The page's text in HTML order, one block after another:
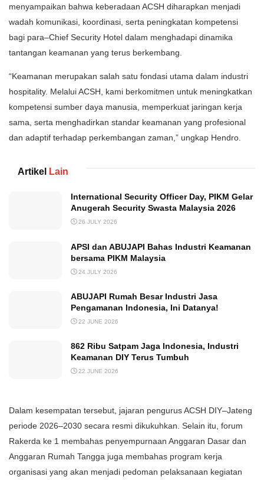
menyampaikan bahwa keberadaan ACSH diharapkan menjadi
wadah komunikasi, koordinasi, serta peningkatan kompetensi
bagi para–Chief Security Hotel dalam menghadapi dinamika
tantangan keamanan yang terus berkembang.
“Keamanan merupakan salah satu fondasi utama dalam industri
hospitality. Melalui ACSH, kami berkomitmen untuk meningkatkan
kompetensi sumber daya manusia, memperkuat jaringan kerja
sama, serta menghadirkan standar keamanan yang profesional
dan adaptif terhadap perkembangan zaman,” ungkap Hendro.
Artikel Lain
International Security Officer Day, PIKM Gelar
Anugerah Security Swasta Malaysia 2026
26 JULY 2026
APSI dan ABUJAPI Bahas Industri Keamanan
bersama PIKM Malaysia
24 JULY 2026
ABUJAPI Rumah Besar Industri Jasa
Pengamanan Indonesia, Ini Datanya!
22 JUNE 2026
862 Ribu Satpam Jaga Indonesia, Industri
Keamanan DIY Terus Tumbuh
22 JUNE 2026
Dalam kesempatan tersebut, jajaran pengurus ACSH DIY–Jateng
periode 2026–2030 secara resmi dikukuhkan. Selain itu, forum
Rakerda ke 1 membahas penyempurnaan Anggaran Dasar dan
Anggaran Rumah Tangga juga membahas program kerja
organisasi yang akan menjadi pedoman pelaksanaan kegiatan